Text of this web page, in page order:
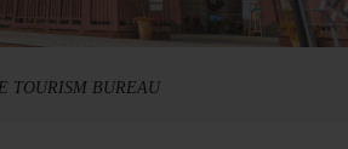
TOURISM BUREAU